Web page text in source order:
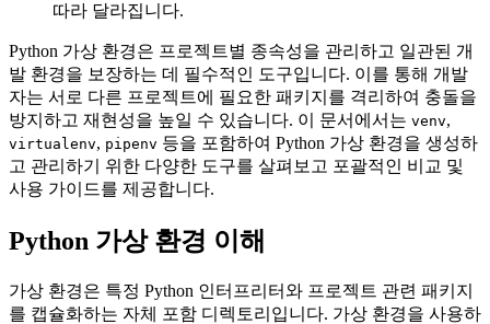
따라 달라집니다.
Python 가상 환경은 프로젝트별 종속성을 관리하고 일관된 개
발 환경을 보장하는 데 필수적인 도구입니다. 이를 통해 개발
자는 서로 다른 프로젝트에 필요한 패키지를 격리하여 충돌을
방지하고 재현성을 높일 수 있습니다. 이 문서에서는 venv,
virtualenv, pipenv 등을 포함하여 Python 가상 환경을 생성하
고 관리하기 위한 다양한 도구를 살펴보고 포괄적인 비교 및
사용 가이드를 제공합니다.
Python 가상 환경 이해
가상 환경은 특정 Python 인터프리터와 프로젝트 관련 패키지
를 캡슐화하는 자체 포함 디렉토리입니다. 가상 환경을 사용하